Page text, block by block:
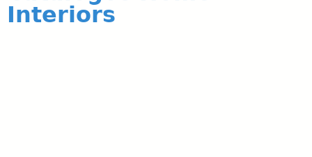
o
d
Interiors